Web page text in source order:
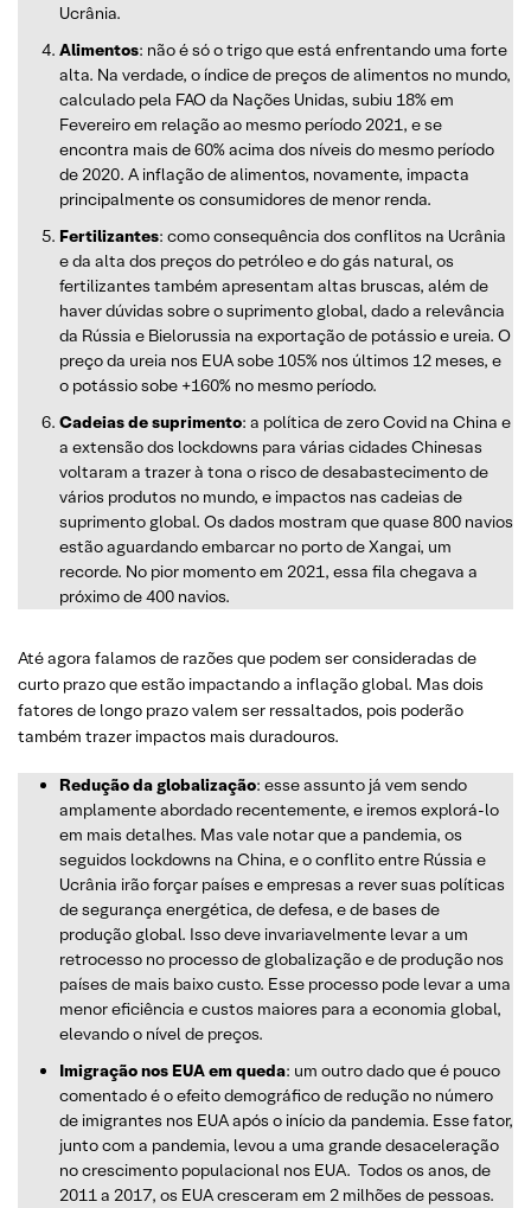
Ucrânia.
Alimentos: não é só o trigo que está enfrentando uma forte
alta. Na verdade, o índice de preços de alimentos no mundo,
calculado pela FAO da Nações Unidas, subiu 18% em
Fevereiro em relação ao mesmo período 2021, e se
encontra mais de 60% acima dos níveis do mesmo período
de 2020. A inflação de alimentos, novamente, impacta
principalmente os consumidores de menor renda.
Fertilizantes: como consequência dos conflitos na Ucrânia
e da alta dos preços do petróleo e do gás natural, os
fertilizantes também apresentam altas bruscas, além de
haver dúvidas sobre o suprimento global, dado a relevância
da Rússia e Bielorussia na exportação de potássio e ureia. O
preço da ureia nos EUA sobe 105% nos últimos 12 meses, e
o potássio sobe +160% no mesmo período.
Cadeias de suprimento: a política de zero Covid na China e
a extensão dos lockdowns para várias cidades Chinesas
voltaram a trazer à tona o risco de desabastecimento de
vários produtos no mundo, e impactos nas cadeias de
suprimento global. Os dados mostram que quase 800 navios
estão aguardando embarcar no porto de Xangai, um
recorde. No pior momento em 2021, essa fila chegava a
próximo de 400 navios.
Até agora falamos de razões que podem ser consideradas de
curto prazo que estão impactando a inflação global. Mas dois
fatores de longo prazo valem ser ressaltados, pois poderão
também trazer impactos mais duradouros.
Redução da globalização: esse assunto já vem sendo
amplamente abordado recentemente, e iremos explorá-lo
em mais detalhes. Mas vale notar que a pandemia, os
seguidos lockdowns na China, e o conflito entre Rússia e
Ucrânia irão forçar países e empresas a rever suas políticas
de segurança energética, de defesa, e de bases de
produção global. Isso deve invariavelmente levar a um
retrocesso no processo de globalização e de produção nos
países de mais baixo custo. Esse processo pode levar a uma
menor eficiência e custos maiores para a economia global,
elevando o nível de preços.
Imigração nos EUA em queda: um outro dado que é pouco
comentado é o efeito demográfico de redução no número
de imigrantes nos EUA após o início da pandemia. Esse fator,
junto com a pandemia, levou a uma grande desaceleração
no crescimento populacional nos EUA. Todos os anos, de
2011 a 2017, os EUA cresceram em 2 milhões de pessoas.